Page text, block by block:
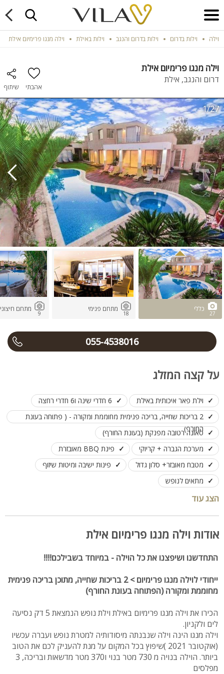
וילה וילות בדרום וילות בדרום והנגב וילות באילת וילה מנגו פרימיום אילת
וילה מנגו פרימיום אילת
דרום והנגב, אילת
אהבתי שיתוף
1/27
27
כללי
18
מתחם פנימי
9
מתחם חיצוני
055-4538016
על קצה המזלג
וילת פאר איכותית באילת
6 חדרי שינה ו6 חדרי רחצה
2 בריכות שחייה, בריכה פנימית מחוממת ומקורה - ( פתוחה בעונת
החורף)
סאונה רטובה מפנקת (בעונת החורף)
מערכת הגברה + קריוקי
פינת BBQ מאובזרת
מטבח מאובזר+ סלון גדול
פינות ישיבה ומיטות שיזוף
מתאים לנופש
הצג עוד
אודות וילה מנגו פרימיום אילת
התחדשנו ושיפצנו את כל הוילה - במיוחד בשבילכם!!!!
ייחודי לוילה מנגו פרימיום > 2 בריכות שחייה, מתוכן בריכה פנימית
מחוממת ומקורה (הפתוחה בעונת החורף)
הכירו את וילה מנגו פרימיום באילת וילת נופש הנמצאת 5 דק נסיעה
לים ולקניון.
וילה מנגו הינה וילה שנבנתה מיסודותיה למטרת נופש ועברה עכשיו
(אוקטובר 2021 )שיפוץ בכל המקום על מנת להעניק לכם את הטוב
ביותר. הוילה בנויה מ 730 מטר בנוי ו370 מטר מדשאות ובריכה, 3
מפלסים